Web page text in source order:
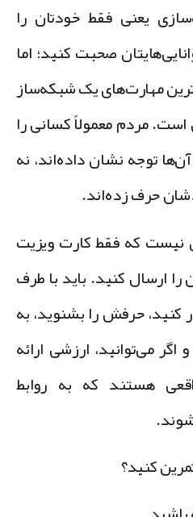
یعنی فقط خودتان را
صحبت کنید؛ اما
مهارت‌های یک شبکه‌ساز
مردم معمولاً کسانی را
توجه نشان داده‌اند، نه
حرف زده‌اند.
که فقط کارت ویزیت
کنید. باید با طرف
حرفش را بشنوید، به
ارزشی ارائه
هستند که به روابط
کنید؟